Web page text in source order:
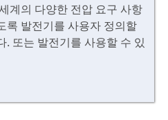
계의 다양한 전압 요구 사항
록 발전기를 사용자 정의할
. 또는 발전기를 사용할 수 있